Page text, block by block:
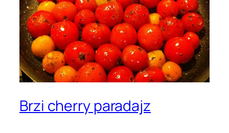
Brzi cherry paradajz